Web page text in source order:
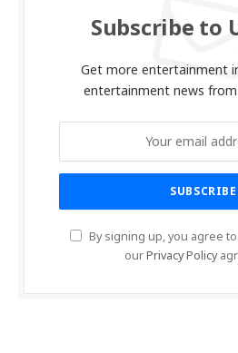
Subscribe to
Get more entertainment
entertainment news from
By signing up, you agree
ourPrivacy Policy